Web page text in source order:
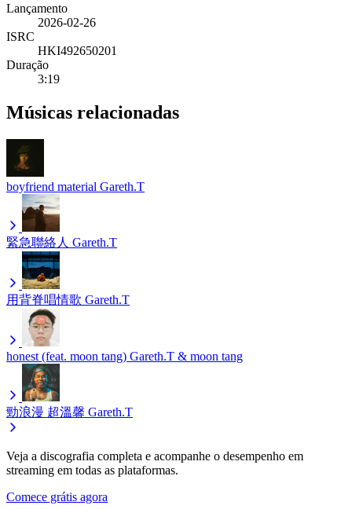
Lançamento
2026-02-26
ISRC
HKI492650201
Duração
3:19
Músicas relacionadas
boyfriend material Gareth.T
緊急聯絡人 Gareth.T
用背脊唱情歌 Gareth.T
honest (feat. moon tang) Gareth.T & moon tang
勁浪漫 超溫馨 Gareth.T
Veja a discografia completa e acompanhe o desempenho em
streaming em todas as plataformas.
Comece grátis agora